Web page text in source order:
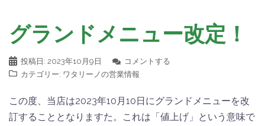
グランドメニュー改定！
投稿日: 2023年10月9日
コメントする
カテゴリー: ワタリーノの営業情報
この度、当店は2023年10月10日にグランドメニューを改
訂することとなりますた。これは「値上げ」という意味で